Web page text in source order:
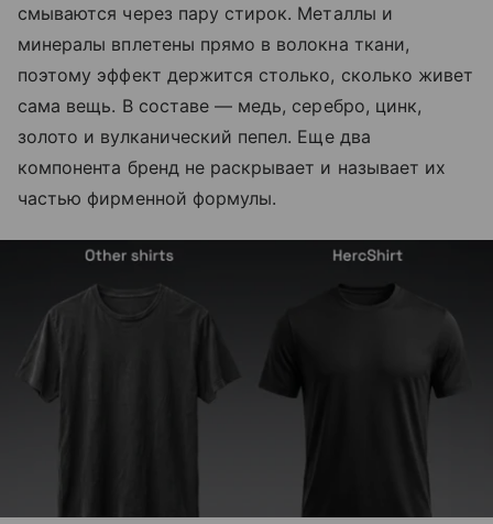
смываются через пару стирок. Металлы и
минералы вплетены прямо в волокна ткани,
поэтому эффект держится столько, сколько живет
сама вещь. В составе — медь, серебро, цинк,
золото и вулканический пепел. Еще два
компонента бренд не раскрывает и называет их
частью фирменной формулы.